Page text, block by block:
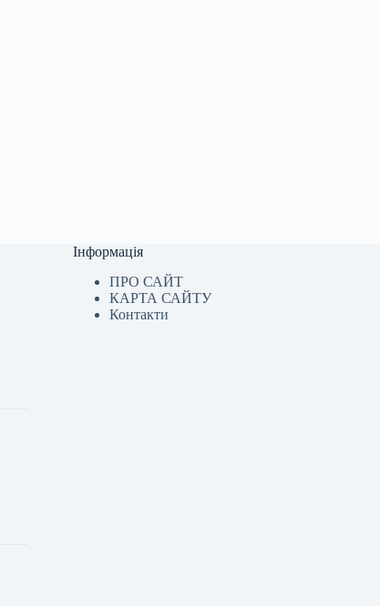
Інформація
ПРО САЙТ
КАРТА САЙТУ
Контакти